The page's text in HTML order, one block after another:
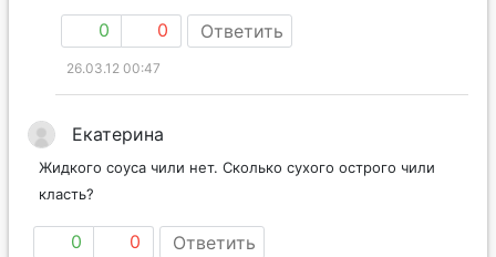
0 0 Ответить
26.03.12 00:47
Екатерина
Жидкого соуса чили нет. Сколько сухого острого чили
класть?
0 0 Ответить